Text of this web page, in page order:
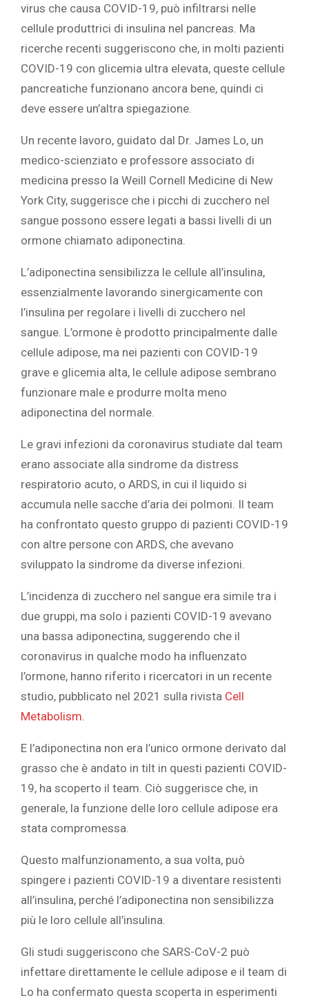
virus che causa COVID-19, può‎ ‎‎infiltrarsi‎‎ ‎nelle
cellule produttrici di insulina nel pancreas. Ma
ricerche recenti suggeriscono che, in molti pazienti
COVID-19 con glicemia ultra elevata, queste cellule
pancreatiche funzionano ancora bene, quindi ci
deve essere un’altra spiegazione.
‎Un recente lavoro, guidato dal Dr. James Lo, un
medico-scienziato e professore associato di
medicina presso la Weill Cornell Medicine di New
York City, suggerisce che i picchi di zucchero nel
sangue possono essere legati a bassi livelli di un
ormone chiamato adiponectina.
L’adiponectina sensibilizza le cellule all’insulina,
essenzialmente lavorando sinergicamente con
l’insulina per regolare i livelli di zucchero nel
sangue. L’ormone è prodotto principalmente dalle
cellule adipose, ma nei pazienti con COVID-19
grave e glicemia alta, le cellule adipose sembrano
funzionare male e produrre molta meno
adiponectina del normale. ‎
‎Le gravi infezioni da coronavirus studiate dal team
erano associate alla sindrome da distress
respiratorio acuto, o ARDS, in cui il liquido si
accumula nelle sacche d’aria dei polmoni. Il team
ha confrontato questo gruppo di pazienti COVID-19
con altre persone con ARDS, che avevano
sviluppato la sindrome da diverse infezioni.
L’incidenza di zucchero nel sangue era simile tra i
due gruppi, ma solo i pazienti COVID-19 avevano
una bassa adiponectina, suggerendo che il
coronavirus in qualche modo ha influenzato
l’ormone, hanno riferito i ricercatori in un recente
studio, pubblicato nel 2021 sulla rivista ‎ ‎‎Cell
Metabolism‎
‎E l’adiponectina non era l’unico ormone derivato dal
grasso che è andato in tilt in questi pazienti COVID-
19, ha scoperto il team. Ciò suggerisce che, in
generale, la funzione delle loro cellule adipose era
stata compromessa.‎
‎Questo malfunzionamento, a sua volta, può
spingere i pazienti COVID-19 a diventare resistenti
all’insulina, perché l’adiponectina non sensibilizza
più le loro cellule all’insulina.‎
‎Gli studi suggeriscono che SARS-CoV-2 può
infettare direttamente le cellule adipose e il team di
Lo ha confermato questa scoperta in esperimenti